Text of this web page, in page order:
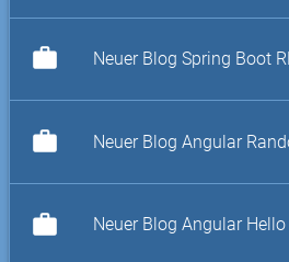
work Neuer Blog Spring Boot
work Neuer Blog Angular
work Neuer Blog Angular Hello